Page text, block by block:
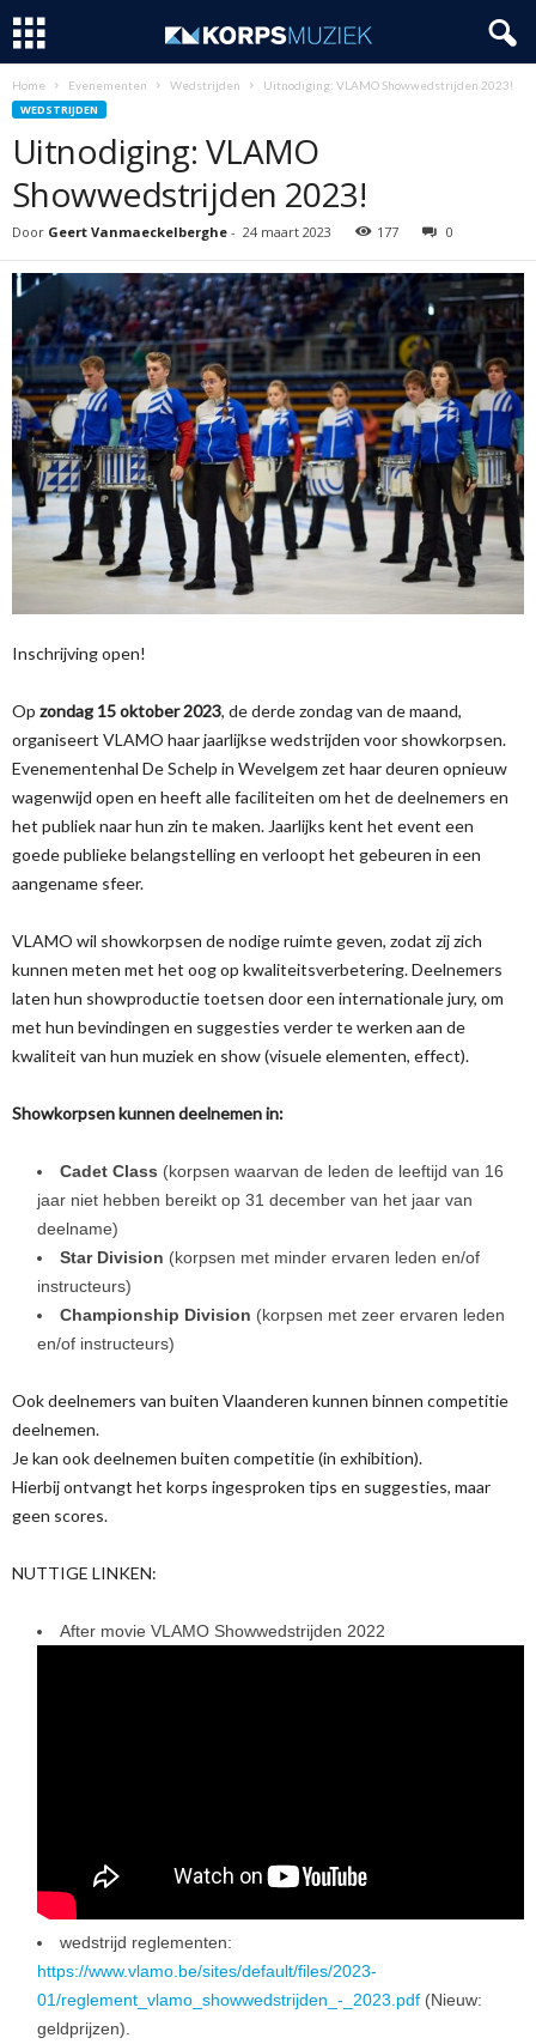
Home Evenementen Wedstrijden Uitnodiging: VLAMO Showwedstrijden 2023!
WEDSTRIJDEN
Uitnodiging: VLAMO
Showwedstrijden 2023!
Door Geert Vanmaeckelberghe - 24 maart 2023 177 0
Inschrijving open!
Op zondag 15 oktober 2023, de derde zondag van de maand,
organiseert VLAMO haar jaarlijkse wedstrijden voor showkorpsen.
Evenementenhal De Schelp in Wevelgem zet haar deuren opnieuw
wagenwijd open en heeft alle faciliteiten om het de deelnemers en
het publiek naar hun zin te maken. Jaarlijks kent het event een
goede publieke belangstelling en verloopt het gebeuren in een
aangename sfeer.
VLAMO wil showkorpsen de nodige ruimte geven, zodat zij zich
kunnen meten met het oog op kwaliteitsverbetering. Deelnemers
laten hun showproductie toetsen door een internationale jury, om
met hun bevindingen en suggesties verder te werken aan de
kwaliteit van hun muziek en show (visuele elementen, effect).
Showkorpsen kunnen deelnemen in:
Cadet Class (korpsen waarvan de leden de leeftijd van 16
jaar niet hebben bereikt op 31 december van het jaar van
deelname)
Star Division (korpsen met minder ervaren leden en/of
instructeurs)
Championship Division (korpsen met zeer ervaren leden
en/of instructeurs)
Ook deelnemers van buiten Vlaanderen kunnen binnen competitie
deelnemen.
Je kan ook deelnemen buiten competitie (in exhibition).
Hierbij ontvangt het korps ingesproken tips en suggesties, maar
geen scores.
NUTTIGE LINKEN:
After movie VLAMO Showwedstrijden 2022
wedstrijd reglementen:
https://www.vlamo.be/sites/default/files/2023-
01/reglement_vlamo_showwedstrijden_-_2023.pdf (Nieuw:
geldprijzen).